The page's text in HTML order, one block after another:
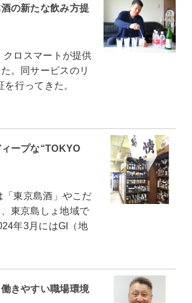
の新たな飲み方提
ロスマートが提供
。同サービスのリ
を行ってきた。
ープな“TOKYO
東京島酒」やこだ
東京島しょ地域で
年3月にはGI（地
きやすい職場環境